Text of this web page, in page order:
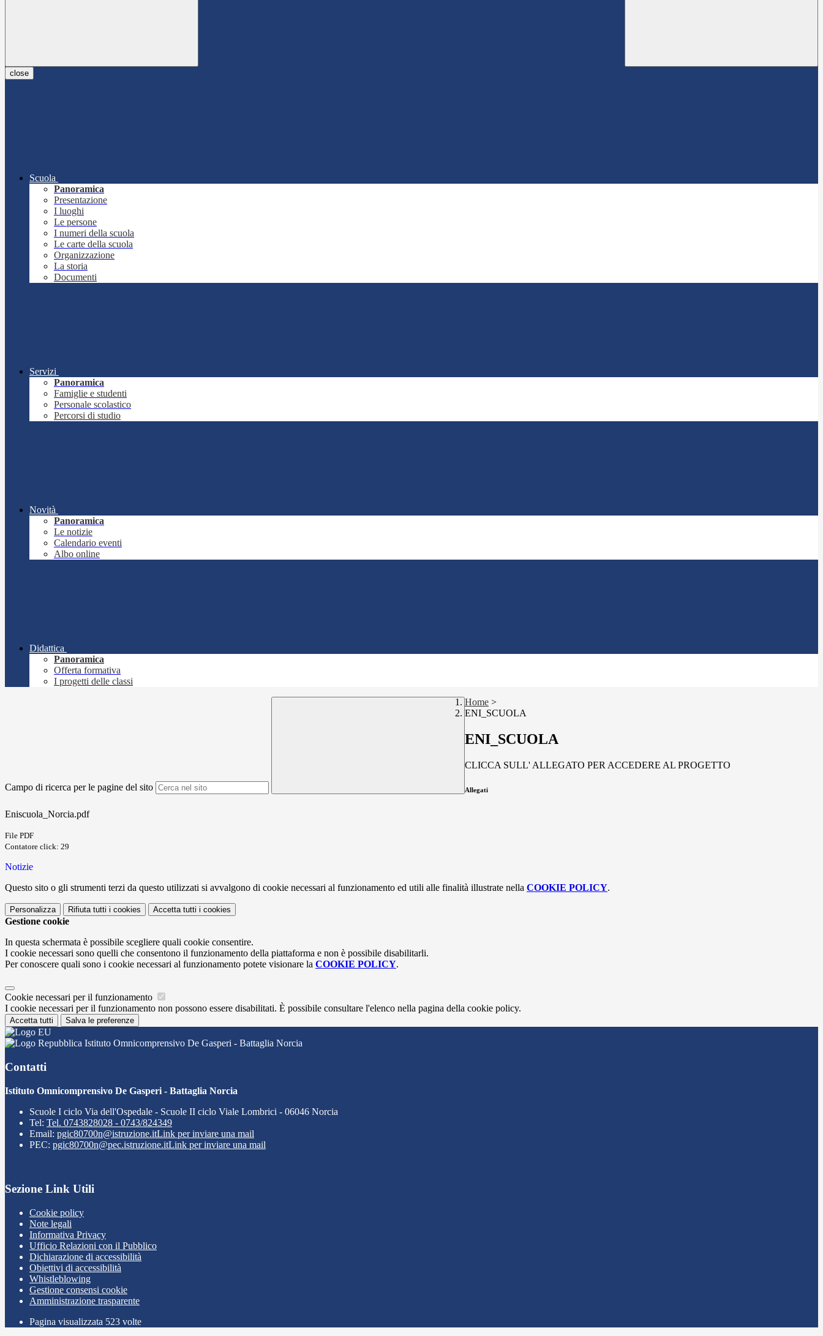
close
Scuola
Panoramica
Presentazione
I luoghi
Le persone
I numeri della scuola
Le carte della scuola
Organizzazione
La storia
Documenti
Servizi
Panoramica
Famiglie e studenti
Personale scolastico
Percorsi di studio
Novità
Panoramica
Le notizie
Calendario eventi
Albo online
Didattica
Panoramica
Offerta formativa
I progetti delle classi
Campo di ricerca per le pagine del sito
Home >
ENI_SCUOLA
ENI_SCUOLA
CLICCA SULL' ALLEGATO PER ACCEDERE AL PROGETTO
Allegati
Eniscuola_Norcia.pdf
File PDF
Contatore click: 29
Notizie
Questo sito o gli strumenti terzi da questo utilizzati si avvalgono di cookie necessari al funzionamento ed utili alle finalità illustrate nella COOKIE POLICY.
Personalizza Rifiuta tutti i cookies Accetta tutti i cookies
Gestione cookie
In questa schermata è possibile scegliere quali cookie consentire.
I cookie necessari sono quelli che consentono il funzionamento della piattaforma e non è possibile disabilitarli.
Per conoscere quali sono i cookie necessari al funzionamento potete visionare la COOKIE POLICY.
Cookie necessari per il funzionamento
I cookie necessari per il funzionamento non possono essere disabilitati. È possibile consultare l'elenco nella pagina della cookie policy.
Accetta tutti Salva le preferenze
Istituto Omnicomprensivo De Gasperi - Battaglia Norcia
Contatti
Istituto Omnicomprensivo De Gasperi - Battaglia Norcia
Scuole I ciclo Via dell'Ospedale - Scuole II ciclo Viale Lombrici - 06046 Norcia
Tel: Tel. 0743828028 - 0743/824349
Email: pgic80700n@istruzione.itLink per inviare una mail
PEC: pgic80700n@pec.istruzione.itLink per inviare una mail
Sezione Link Utili
Cookie policy
Note legali
Informativa Privacy
Ufficio Relazioni con il Pubblico
Dichiarazione di accessibilità
Obiettivi di accessibilità
Whistleblowing
Gestione consensi cookie
Amministrazione trasparente
Pagina visualizzata 523 volte